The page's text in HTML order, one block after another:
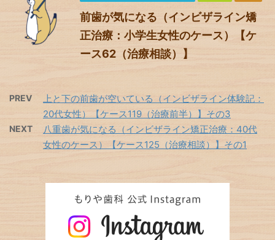
前歯が気になる（インビザライン矯
正治療：小学生女性のケース）【ケ
ース62（治療相談）】
PREV
上と下の前歯が空いている（インビザライン体験記：
20代女性）【ケース119（治療前半）】その3
NEXT
八重歯が気になる（インビザライン矯正治療：40代
女性のケース）【ケース125（治療相談）】その1